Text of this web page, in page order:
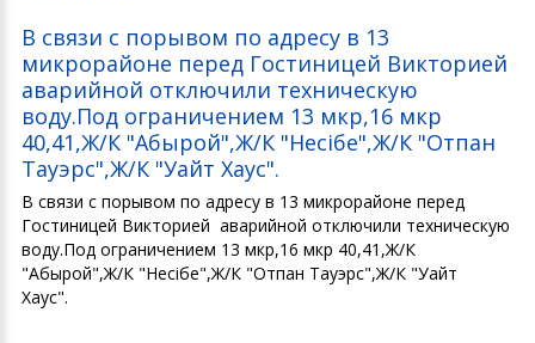
В связи с порывом по адресу в 13
микрорайоне перед Гостиницей Викторией
аварийной отключили техническую
воду.Под ограничением 13 мкр,16 мкр
40,41,Ж/К "Абырой",Ж/К "Несібе",Ж/К "Отпан
Тауэрс",Ж/К "Уайт Хаус".
В связи с порывом по адресу в 13 микрорайоне перед
Гостиницей Викторией аварийной отключили техническую
воду.Под ограничением 13 мкр,16 мкр 40,41,Ж/К
"Абырой",Ж/К "Несібе",Ж/К "Отпан Тауэрс",Ж/К "Уайт
Хаус".